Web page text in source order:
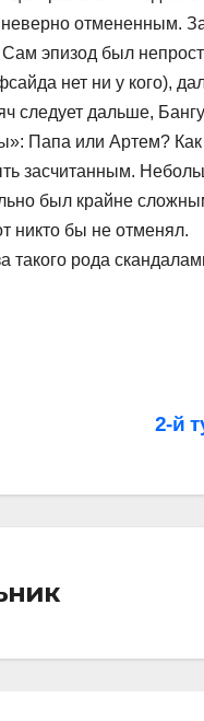
отмененным.
эпизод был
нет ни у кого),
следует дальше,
Папа или Артем?
засчитанным.
был крайне
никто бы не отменял.
такого рода
2-й